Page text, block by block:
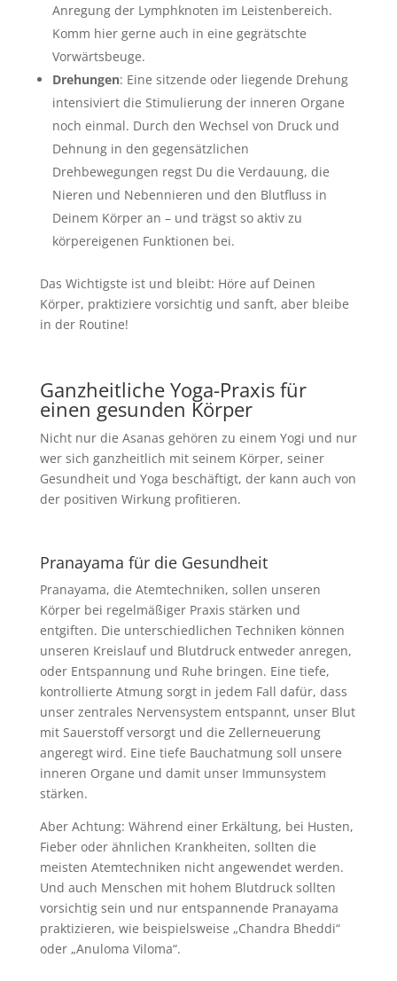
Anregung der Lymphknoten im Leistenbereich.
Komm hier gerne auch in eine gegrätschte
Vorwärtsbeuge.
Drehungen: Eine sitzende oder liegende Drehung
intensiviert die Stimulierung der inneren Organe
noch einmal. Durch den Wechsel von Druck und
Dehnung in den gegensätzlichen
Drehbewegungen regst Du die Verdauung, die
Nieren und Nebennieren und den Blutfluss in
Deinem Körper an –und trägst so aktiv zu
körpereigenen Funktionen bei.
Das Wichtigste ist und bleibt: Höre auf Deinen
Körper, praktiziere vorsichtig und sanft, aber bleibe
in der Routine!
Ganzheitliche Yoga-Praxis für
einen gesunden Körper
Nicht nur die Asanas gehören zu einem Yogi und nur
wer sich ganzheitlich mit seinem Körper, seiner
Gesundheit und Yoga beschäftigt, der kann auch von
der positiven Wirkung profitieren.
Pranayama für die Gesundheit
Pranayama, die Atemtechniken, sollen unseren
Körper bei regelmäßiger Praxis stärken und
entgiften. Die unterschiedlichen Techniken können
unseren Kreislauf und Blutdruck entweder anregen,
oder Entspannung und Ruhe bringen. Eine tiefe,
kontrollierte Atmung sorgt in jedem Fall dafür, dass
unser zentrales Nervensystem entspannt, unser Blut
mit Sauerstoff versorgt und die Zellerneuerung
angeregt wird. Eine tiefe Bauchatmung soll unsere
inneren Organe und damit unser Immunsystem
stärken.
Aber Achtung: Während einer Erkältung, bei Husten,
Fieber oder ähnlichen Krankheiten, sollten die
meisten Atemtechniken nicht angewendet werden.
Und auch Menschen mit hohem Blutdruck sollten
vorsichtig sein und nur entspannende Pranayama
praktizieren, wie beispielsweise „Chandra Bheddi“
oder „Anuloma Viloma“.